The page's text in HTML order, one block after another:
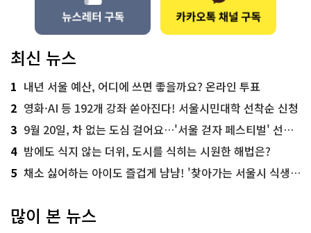
최신 뉴스
1 내년 서울 예산, 어디에 쓰면 좋을까요? 온라인 투표
2 영화·AI 등 192개 강좌 쏟아진다! 서울시민대학 선착순 신청
3 9월 20일, 차 없는 도심 걸어요…'서울 걷자 페스티벌' 선착순 5천명
4 밤에도 식지 않는 더위, 도시를 식히는 시원한 해법은?
5 채소 싫어하는 아이도 즐겁게 냠냠! '찾아가는 서울시 식생활 교육' 현장
많이 본 뉴스